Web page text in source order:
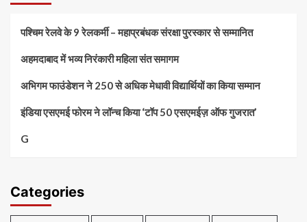
पश्चिम रेलवे के 9 रेलकर्मी – महाप्रबंधक संरक्षा पुरस्कार से सम्मानित
अहमदाबाद में भव्य निरंकारी महिला संत समागम
अभिगम फाउंडेशन ने 250 से अधिक मेधावी विद्यार्थियों का किया सम्मान
इंडिया एसएमई फोरम ने लॉन्च किया ‘टॉप 50 एसएमईज़ ऑफ गुजरात’
G
Categories